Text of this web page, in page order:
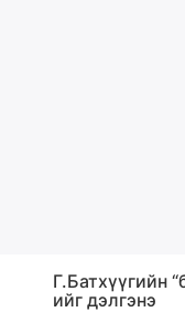
Г.Батхүүгийн
ийг дэлгэнэ